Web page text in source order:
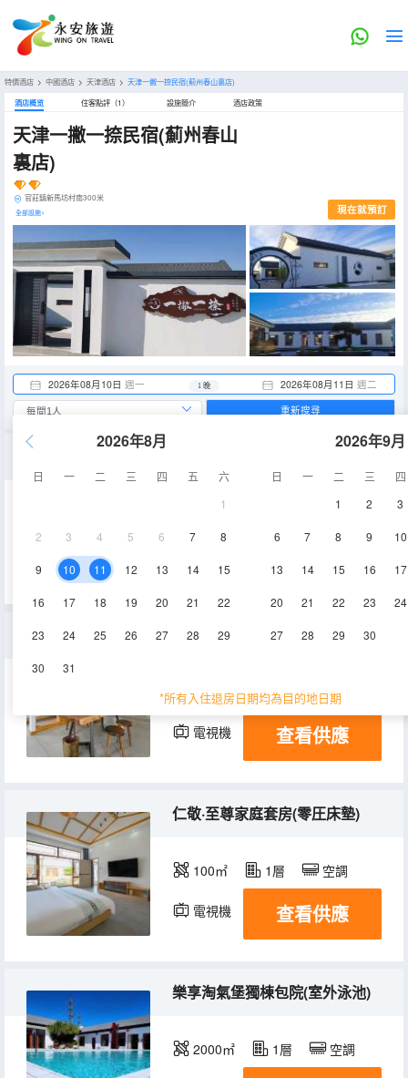
特價酒店 > 中國酒店 > 天津酒店 > 天津一撇一捺民宿(薊州春山裏店)
酒店概览 住客點評（1） 設施簡介 酒店政策
天津一撇一捺民宿(薊州春山
裏店)
官莊鎮新馬坊村南300米
全部設施> 現在就預訂
2026年08月10日 週一 2026年08月11日 週二
1 晚
2026年8月
日 一 二 三 四 五
六
1
2 3 4 5 6 7 8
9 10 11 12 13 14 15
16 17 18 19 20 21 22
23 24 25 26 27 28 29
30 31
2026年9月
日 一 二 三
四
1
2 3
6 7 8 9 10
13 14 15 16 17
20 21 22 23 24
27 28 29 30
*所有入住退房日期均為目的地日期
重新搜尋
空調
60㎡ 1層 空調
電視機 查看供應
仁敬·至尊家庭套房(零圧床墊)
100㎡ 1層 空調
電視機 查看供應
樂享淘氣堡獨棟包院(室外泳池)
2000㎡ 1層 空調